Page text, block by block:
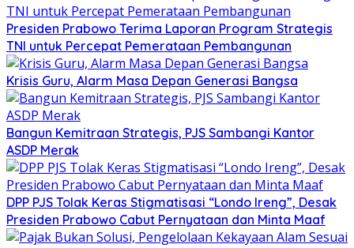
Presiden Prabowo Terima Laporan Program Strategis
TNI untuk Percepat Pemerataan Pembangunan
Krisis Guru, Alarm Masa Depan Generasi Bangsa
Bangun Kemitraan Strategis, PJS Sambangi Kantor
ASDP Merak
DPP PJS Tolak Keras Stigmatisasi “Londo Ireng”, Desak
Presiden Prabowo Cabut Pernyataan dan Minta Maaf